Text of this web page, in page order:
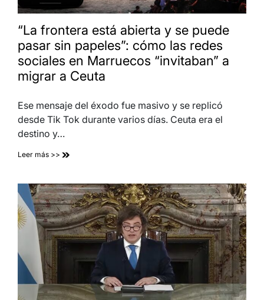
“La frontera está abierta y se puede
pasar sin papeles”: cómo las redes
sociales en Marruecos “invitaban” a
migrar a Ceuta
Ese mensaje del éxodo fue masivo y se replicó
desde Tik Tok durante varios días. Ceuta era el
destino y…
Leer más >>